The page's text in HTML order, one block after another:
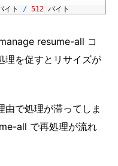
イト / 512 バイト
resume-all コ
理を促すとリサイズが
で処理が滞ってしま
all で再処理が流れ